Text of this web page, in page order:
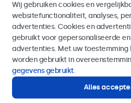
4.8/5 door 5000+
Nederlands
Verzenden
Of bel ons op
Hulp of advies nodig?
Direct contact met een specialist.
Wij gebruiken cookies en
websitefunctionaliteit, analyses,
advertenties. Cookies en
gebruikt voor gepersonaliseerde
advertenties. Met uw toestemming
worden gebruikt in
gegevens gebruikt.
Alles